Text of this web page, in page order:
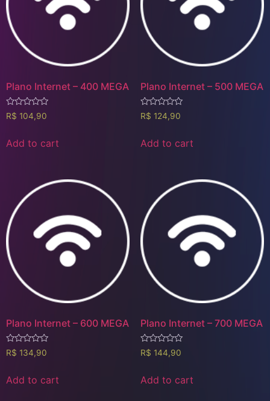
Plano Internet – 400 MEGA
Rated
0
5
R$ 104,90
Add to cart
Plano Internet – 500 MEGA
Rated
0
5
R$ 124,90
Add to cart
Plano Internet – 600 MEGA
Rated
0
5
R$ 134,90
Add to cart
Plano Internet – 700 MEGA
Rated
0
5
R$ 144,90
Add to cart